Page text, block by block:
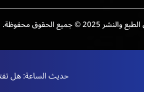
© جميع الحقوق محفوظة. التصميم بواسطة
حديث الساعة: هل